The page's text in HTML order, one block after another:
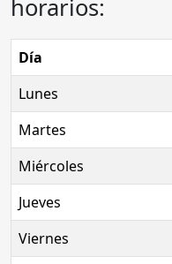
horarios:
Día
Lunes
Martes
Miércoles
Jueves
Viernes